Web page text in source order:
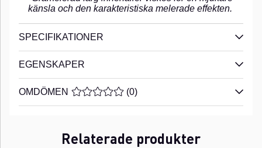
känsla och den karakteristiska melerade effekten.
SPECIFIKATIONER
EGENSKAPER
OMDÖMEN MEDELBETYG 0 AV 5 ANTAL BETYG 0
(0)
Relaterade produkter